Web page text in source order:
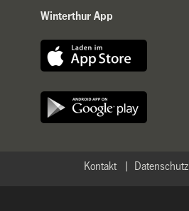
Winterthur App
Datenschutz
Kontakt